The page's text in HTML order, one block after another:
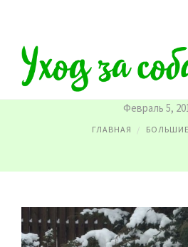
БОЛЬШИЕ
Февраль 5,
ГЛАВНАЯ